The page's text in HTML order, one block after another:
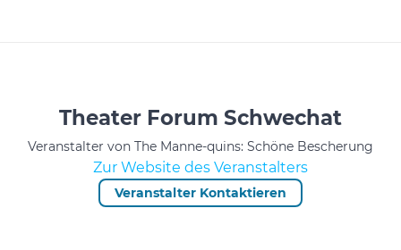
Theater Forum Schwechat
Veranstalter von The Manne-quins: Schöne Bescherung
Zur Website des Veranstalters
Veranstalter Kontaktieren